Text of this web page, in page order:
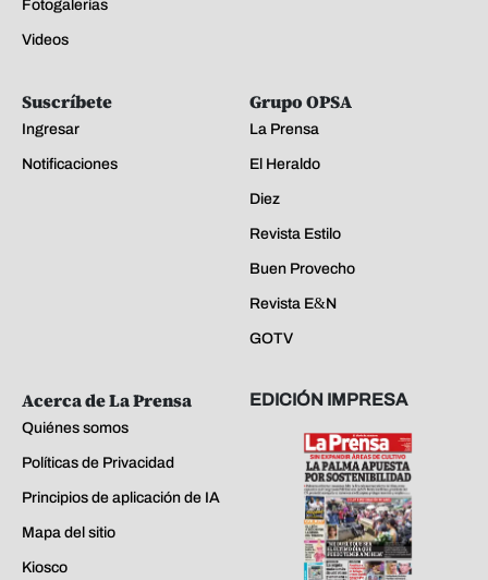
Fotogalerías
Videos
Suscríbete
Ingresar
Notificaciones
Grupo OPSA
La Prensa
El Heraldo
Diez
Revista Estilo
Buen Provecho
Revista E&N
GOTV
Acerca de La Prensa
Quiénes somos
Políticas de Privacidad
Principios de aplicación de IA
Mapa del sitio
Kiosco
EDICIÓN IMPRESA